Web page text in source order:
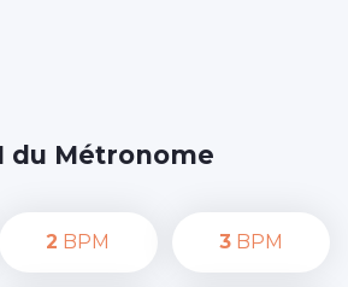
du Métronome
2 BPM 3BPM